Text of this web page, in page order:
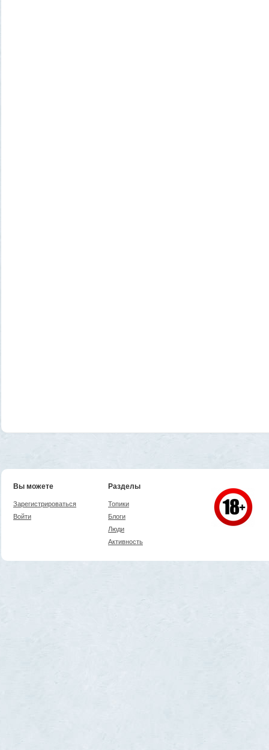
Вы можете
Зарегистрироваться
Войти
Разделы
Топики
Блоги
Люди
Активность